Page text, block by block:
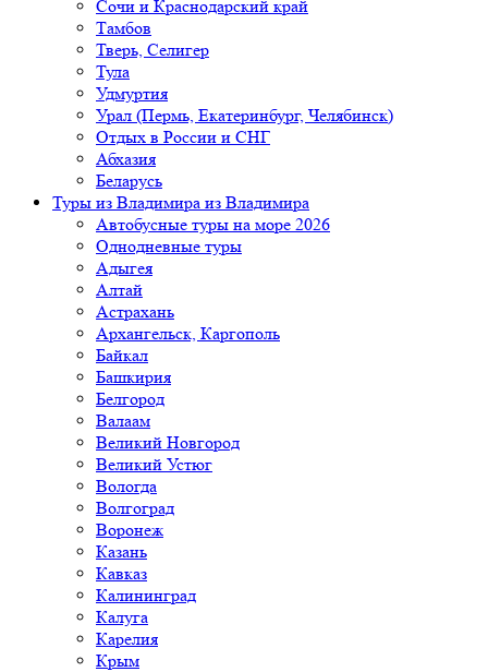
Сочи и Краснодарский край
Тамбов
Тверь, Селигер
Тула
Удмуртия
Урал (Пермь, Екатеринбург, Челябинск)
Отдых в России и СНГ
Абхазия
Беларусь
Туры из Владимира из Владимира
Автобусные туры на море 2026
Однодневные туры
Адыгея
Алтай
Астрахань
Архангельск, Каргополь
Байкал
Башкирия
Белгород
Валаам
Великий Новгород
Великий Устюг
Вологда
Волгоград
Воронеж
Казань
Кавказ
Калининград
Калуга
Карелия
Крым